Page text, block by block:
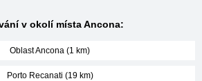
v okolí místa Ancona:
Oblast Ancona (1 km)
Porto Recanati (19 km)